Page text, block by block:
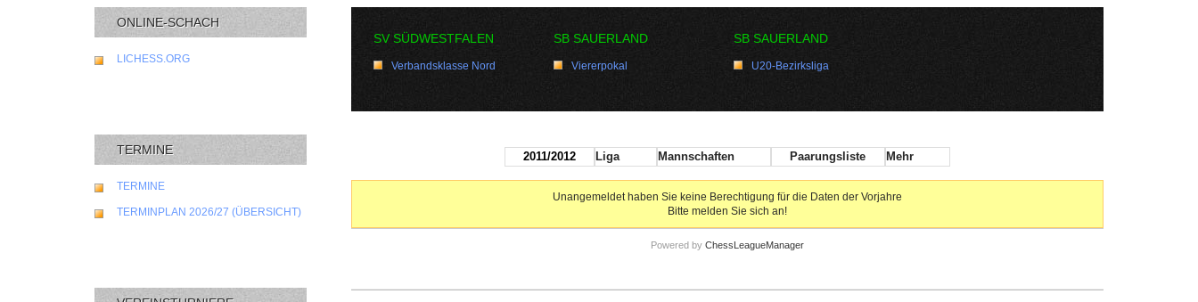
ONLINE-SCHACH
LICHESS.ORG
TERMINE
TERMINE
TERMINPLAN 2026/27 (ÜBERSICHT)
SV SÜDWESTFALEN
Verbandsklasse Nord
SB SAUERLAND
Viererpokal
SB SAUERLAND
U20-Bezirksliga
2011/2012 Liga Mannschaften Paarungsliste Mehr
Unangemeldet haben Sie keine Berechtigung für die Daten der Vorjahre
Bitte melden Sie sich an!
Powered by ChessLeagueManager